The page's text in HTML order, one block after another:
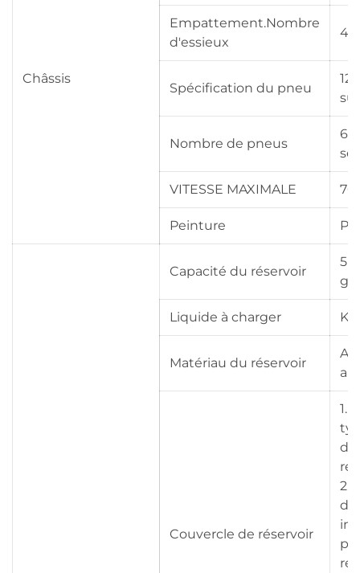
Châssis
Empattement.Nombre
d'essieux
Spécification du pneu
Nombre de pneus
6
VITESSE MAXIMALE 76
Peinture
Capacité du réservoir
5
Liquide à charger
Matériau du réservoir
Couvercle de réservoir
1.
de
2.